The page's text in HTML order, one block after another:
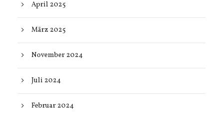
April 2025
März 2025
November 2024
Juli 2024
Februar 2024